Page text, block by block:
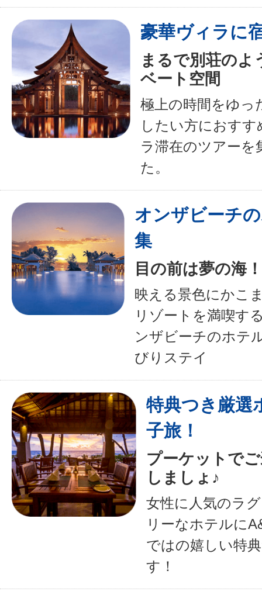
豪華ヴィラに
まるで別荘のよ
ベート空間
極上の時間をゆっ
したい方におすす
ラ滞在のツアーを
た。
オンザビーチ
集
目の前は夢の海
映える景色にかこ
リゾートを満喫す
ンザビーチのホテ
びりステイ
特典つき厳選
子旅！
プーケットで
しましょ♪
女性に人気のラ
リーなホテルに
ではの嬉しい特
す！